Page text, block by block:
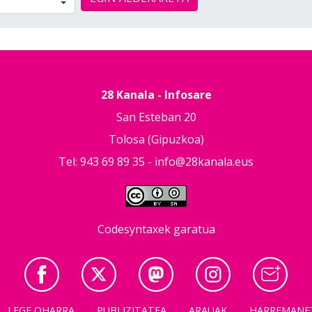
28 Kanala - Infosare
San Esteban 20
Tolosa (Gipuzkoa)
Tel: 943 69 89 35 - info@28kanala.eus
Codesyntaxek garatua